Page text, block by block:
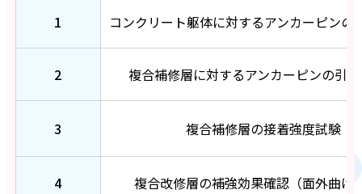
1 コンクリート躯体に対するアンカーピンの
2 複合補修層に対するアンカーピンの引
3 複合補修層の接着強度試験
4 複合改修層の補強効果確認 （面外曲げ